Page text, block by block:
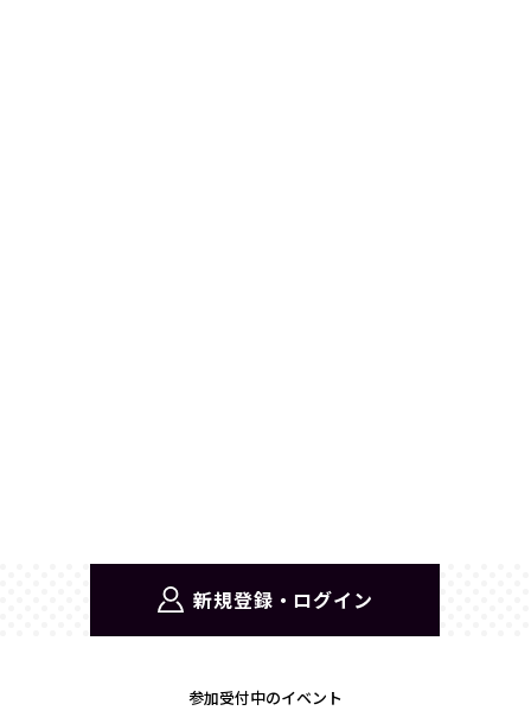
新規登録・ログイン
参加受付中のイベント